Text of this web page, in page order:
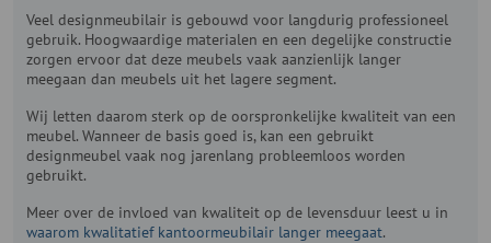
Veel designmeubilair is gebouwd voor langdurig professioneel
gebruik. Hoogwaardige materialen en een degelijke constructie
zorgen ervoor dat deze meubels vaak aanzienlijk langer
meegaan dan meubels uit het lagere segment.
Wij letten daarom sterk op de oorspronkelijke kwaliteit van een
meubel. Wanneer de basis goed is, kan een gebruikt
designmeubel vaak nog jarenlang probleemloos worden
gebruikt.
Meer over de invloed van kwaliteit op de levensduur leest u in
waarom kwalitatief kantoormeubilair langer meegaat.